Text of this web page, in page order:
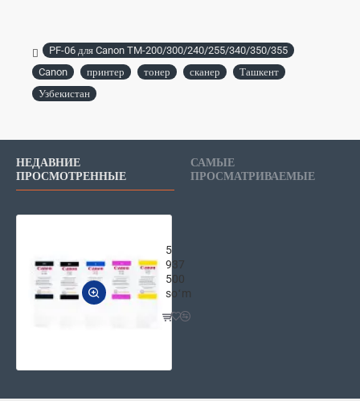
PF-06 для Canon TM-200/300/240/255/340/350/355
Canon
принтер тонер сканер
Ташкент
Узбекистан
НЕДАВНИЕ
ПРОСМОТРЕННЫЕ
САМЫЕ
ПРОСМАТРИВАЕМЫЕ
5
937
500
soʻm